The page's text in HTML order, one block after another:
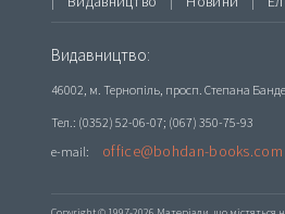
Видавництво:
46002, м. Тернопіль, просп. Степана
Тел.: (0352) 52-06-07; (067) 350-75-93
e-mail:
office@bohdan-books.com